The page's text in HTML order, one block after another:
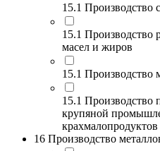
15.1 Производство
15.1 Производство
масел и жиров
15.1 Производство
15.1 Производство
крупяной
крахмалопродуктов
16 Производство